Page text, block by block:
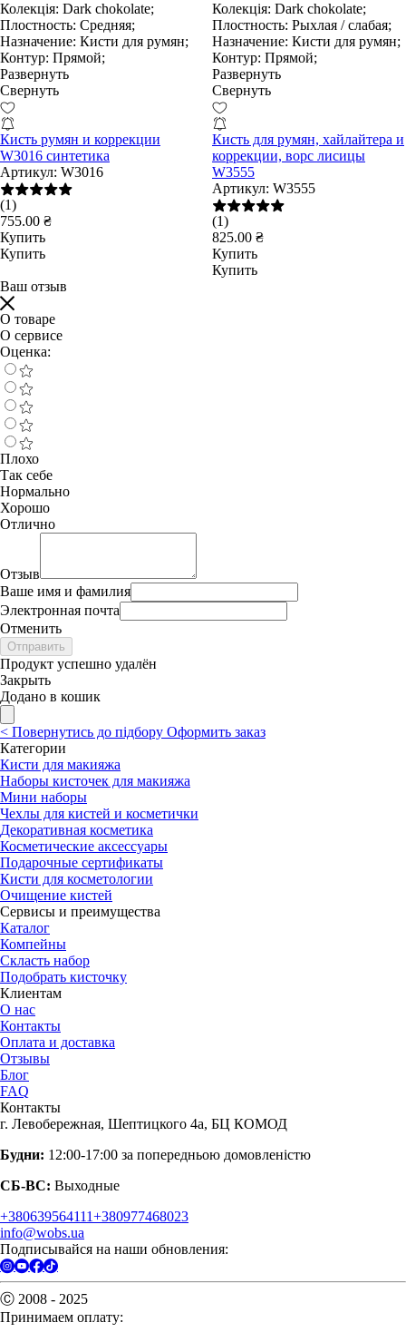
Колекція: Dark chokolate;
Плостность: Средняя;
Назначение: Кисти для румян;
Контур: Прямой;
Развернуть
Свернуть
Кисть румян и коррекции
W3016 синтетика
Артикул: W3016
(1)
755.00 ₴
Купить
Купить
Колекція: Dark chokolate;
Плостность: Рыхлая / слабая;
Назначение: Кисти для румян;
Контур: Прямой;
Развернуть
Свернуть
Кисть для румян, хайлайтера и
коррекции, ворс лисицы
W3555
Артикул: W3555
(1)
825.00 ₴
Купить
Купить
Ваш отзыв
О товаре
О сервисе
Оценка:
Плохо
Так себе
Нормально
Хорошо
Отлично
Отзыв
Ваше имя и фамилия
Электронная почта
Отменить
Отправить
Продукт успешно удалён
Закрыть
Додано в кошик
< Повернутись до підбору Оформить заказ
Категории
Кисти для макияжа
Наборы кисточек для макияжа
Мини наборы
Чехлы для кистей и косметички
Декоративная косметика
Косметические аксессуары
Подарочные сертификаты
Кисти для косметологии
Очищение кистей
Сервисы и преимущества
Каталог
Компейны
Скласть набор
Подобрать кисточку
Клиентам
О нас
Контакты
Оплата и доставка
Отзывы
Блог
FAQ
Контакты
г. Левобережная, Шептицкого 4а, БЦ КОМОД
Будни: 12:00-17:00 за попередньою домовленістю
СБ-ВС: Выходные
+380639564111+380977468023
info@wobs.ua
Подписывайся на наши обновления:
Ⓒ 2008 - 2025
Принимаем оплату: